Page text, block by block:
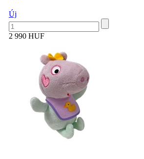
Új
2 990 HUF